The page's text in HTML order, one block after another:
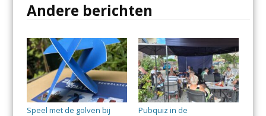
Andere berichten
Speel met de golven bij
Pubquiz in de